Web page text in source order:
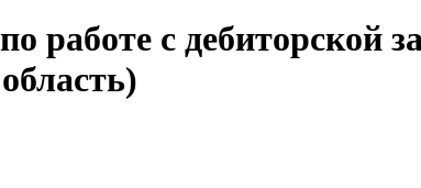
работе с дебиторской